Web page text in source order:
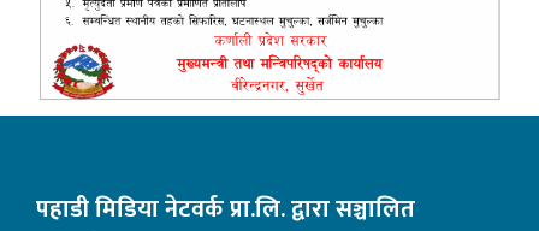
पहाडी मिडिया नेटवर्क प्रा.लि. द्वारा सञ्चालित